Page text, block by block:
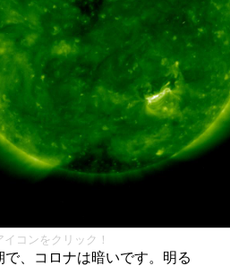
コンをクリック！
で、コロナは暗いです。明る